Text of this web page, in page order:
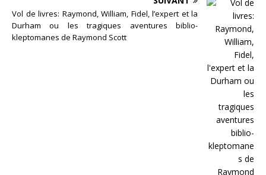
Vol de livres: Raymond, William, Fidel, l’expert et la
Durham ou les tragiques aventures biblio-
kleptomanes de Raymond Scott